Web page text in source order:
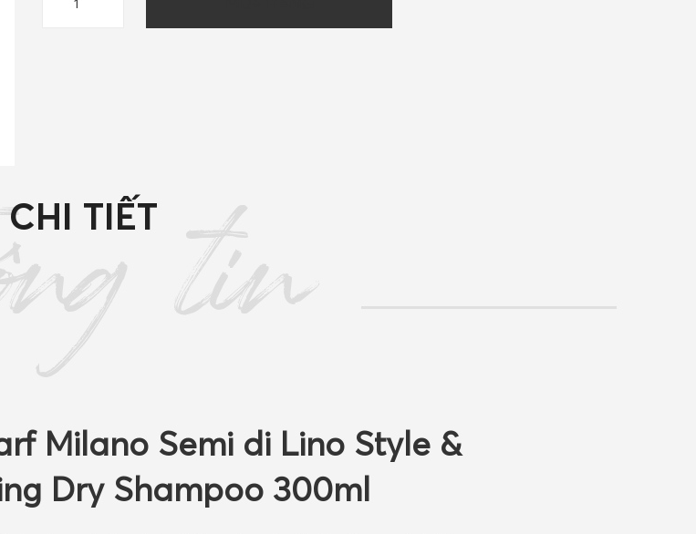
Care
300ml
tin
CHI TIẾT
Milano Semi di Lino Style &
Dry Shampoo 300ml